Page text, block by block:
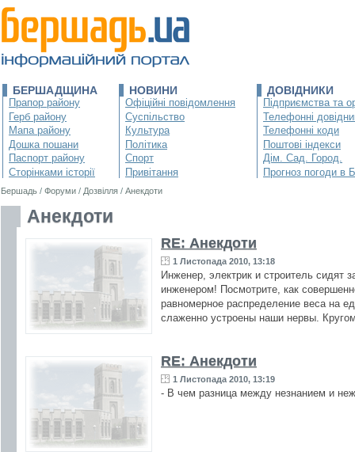
БЕРШАДЩИНА
Прапор району
Герб району
Мапа району
Дошка пошани
Паспорт району
Сторінками історії
НОВИНИ
Офіційні повідомлення
Суспільство
Культура
Політика
Спорт
Привітання
ДОВІДНИКИ
Підприємства та
Телефонні
Телефонні коди
Поштові індекси
Дім. Сад. Город.
Прогноз погоди в
Бершадь / Форуми / Дозвілля / Анекдоти
Анекдоти
RE: Анекдоти
1 Листопада 2010, 13:18
Инженер, электрик и строитель сидят
инженером! Посмотрите, как
равномерное распределение веса на
слаженно устроены наши нервы.
RE: Анекдоти
1 Листопада 2010, 13:19
- В чем разница между незнанием и